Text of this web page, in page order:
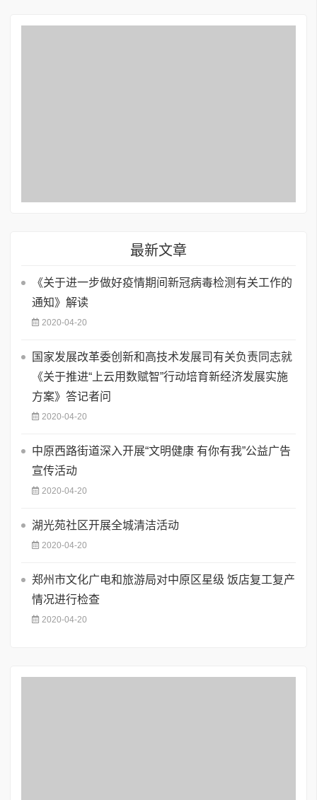
最新文章
《关于进一步做好疫情期间新冠病毒检测有关工作的
通知》解读
2020-04-20
国家发展改革委创新和高技术发展司有关负责同志就
《关于推进“上云用数赋智”行动培育新经济发展实施
方案》答记者问
2020-04-20
中原西路街道深入开展“文明健康 有你有我”公益广告
宣传活动
2020-04-20
湖光苑社区开展全城清洁活动
2020-04-20
郑州市文化广电和旅游局对中原区星级 饭店复工复产
情况进行检查
2020-04-20